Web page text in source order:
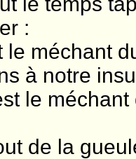
:
le méchant
à notre insu
le
de la